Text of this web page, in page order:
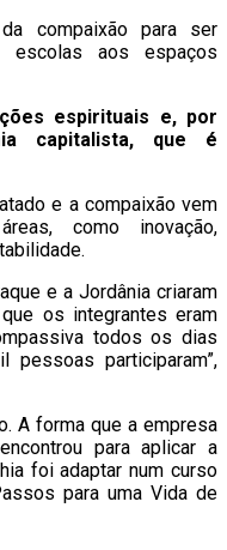
compaixão para ser
escolas aos espaços
espirituais e, por
capitalista, que é
e a compaixão vem
como inovação,
e a Jordânia criaram
os integrantes eram
todos os dias
participaram”,
A forma que a empresa
para aplicar a
foi adaptar num curso
para uma Vida de